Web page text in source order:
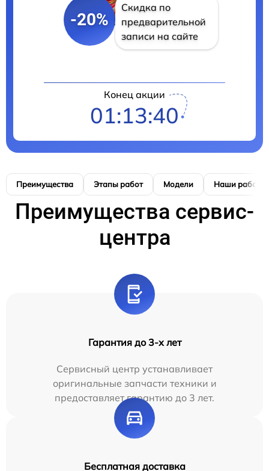
-20%
Скидка по
предварительной
записи на сайте
Конец акции
01:13:39
Преимущества Этапы работ Модели Наши работы
Преимущества сервис-
центра
Гарантия до 3-х лет
Сервисный центр устанавливает
оригинальные запчасти техники и
предоставляет гарантию до 3 лет.
Бесплатная доставка